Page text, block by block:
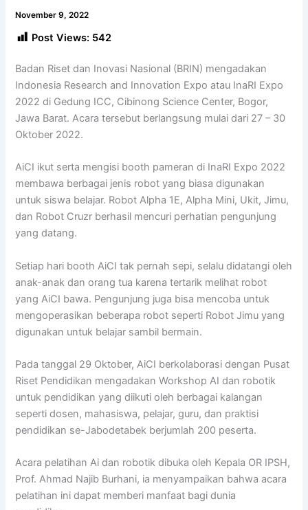
November 9, 2022
Post Views: 542
Badan Riset dan Inovasi Nasional (BRIN) mengadakan
Indonesia Research and Innovation Expo atau InaRI Expo
2022 di Gedung ICC, Cibinong Science Center, Bogor,
Jawa Barat. Acara tersebut berlangsung mulai dari 27 – 30
Oktober 2022.
AiCI ikut serta mengisi booth pameran di InaRI Expo 2022
membawa berbagai jenis robot yang biasa digunakan
untuk siswa belajar. Robot Alpha 1E, Alpha Mini, Ukit, Jimu,
dan Robot Cruzr berhasil mencuri perhatian pengunjung
yang datang.
Setiap hari booth AiCI tak pernah sepi, selalu didatangi oleh
anak-anak dan orang tua karena tertarik melihat robot
yang AiCI bawa. Pengunjung juga bisa mencoba untuk
mengoperasikan beberapa robot seperti Robot Jimu yang
digunakan untuk belajar sambil bermain.
Pada tanggal 29 Oktober, AiCI berkolaborasi dengan Pusat
Riset Pendidikan mengadakan Workshop AI dan robotik
untuk pendidikan yang diikuti oleh berbagai kalangan
seperti dosen, mahasiswa, pelajar, guru, dan praktisi
pendidikan se-Jabodetabek berjumlah 200 peserta.
Acara pelatihan Ai dan robotik dibuka oleh Kepala OR IPSH,
Prof. Ahmad Najib Burhani, ia menyampaikan bahwa acara
pelatihan ini dapat memberi manfaat bagi dunia